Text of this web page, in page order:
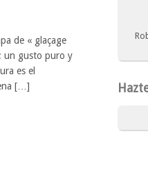
de « glaçage
un gusto puro y
es el
[…]